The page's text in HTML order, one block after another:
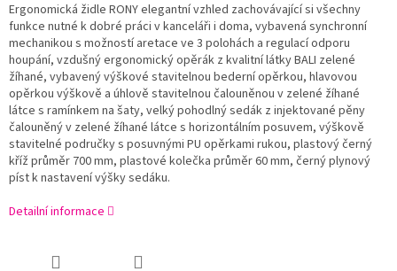
Ergonomická židle RONY elegantní vzhled zachovávající si všechny
funkce nutné k dobré práci v kanceláři i doma, vybavená synchronní
mechanikou s možností aretace ve 3 polohách a regulací odporu
houpání, vzdušný ergonomický opěrák z kvalitní látky BALI zelené
žíhané, vybavený výškové stavitelnou bederní opěrkou, hlavovou
opěrkou výškově a úhlově stavitelnou čalouněnou v zelené žíhané
látce s ramínkem na šaty, velký pohodlný sedák z injektované pěny
čalouněný v zelené žíhané látce s horizontálním posuvem, výškově
stavitelné područky s posuvnými PU opěrkami rukou, plastový černý
kříž průměr 700 mm, plastové kolečka průměr 60 mm, černý plynový
píst k nastavení výšky sedáku.
Detailní informace